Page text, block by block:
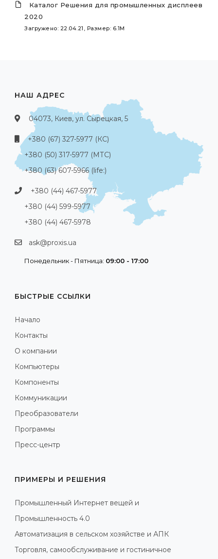
Каталог Решения для промышленных дисплеев
2020
Загружено: 22.04.21, Размер: 6.1M
НАШ АДРЕС
04073, Киев, ул. Сырецкая, 5
+380 (67) 327-5977 (КС)
+380 (50) 317-5977 (МТС)
+380 (63) 607-5966 (life:)
+380 (44) 467-5977
+380 (44) 599-5977
+380 (44) 467-5978
ask@proxis.ua
Понедельник - Пятница: 09:00 - 17:00
БЫСТРЫЕ ССЫЛКИ
Начало
Контакты
О компании
Компьютеры
Компоненты
Коммуникации
Преобразователи
Программы
Пресс-центр
ПРИМЕРЫ И РЕШЕНИЯ
Промышленный Интернет вещей и
Промышленность 4.0
Автоматизация в сельском хозяйстве и АПК
Торговля, самообслуживание и гостиничное